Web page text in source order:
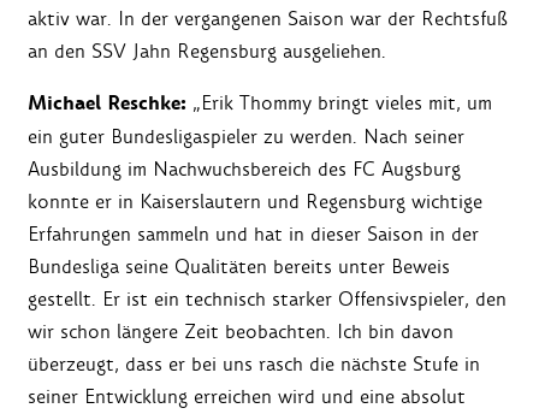
aktiv war. In der vergangenen Saison war der Rechtsfuß
an den SSV Jahn Regensburg ausgeliehen.
Michael Reschke: „Erik Thommy bringt vieles mit, um
ein guter Bundesligaspieler zu werden. Nach seiner
Ausbildung im Nachwuchsbereich des FC Augsburg
konnte er in Kaiserslautern und Regensburg wichtige
Erfahrungen sammeln und hat in dieser Saison in der
Bundesliga seine Qualitäten bereits unter Beweis
gestellt. Er ist ein technisch starker Offensivspieler, den
wir schon längere Zeit beobachten. Ich bin davon
überzeugt, dass er bei uns rasch die nächste Stufe in
seiner Entwicklung erreichen wird und eine absolut